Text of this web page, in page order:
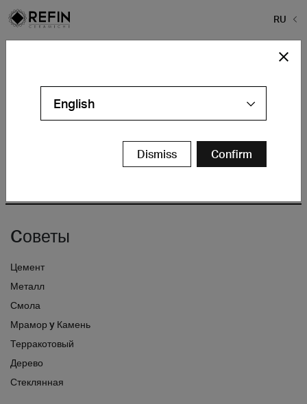
RU
Cоветы
Цемент
Металл
Смола
Мрамор y Камень
Терракотовый
Дерево
Стеклянная
English
Dismiss Confirm